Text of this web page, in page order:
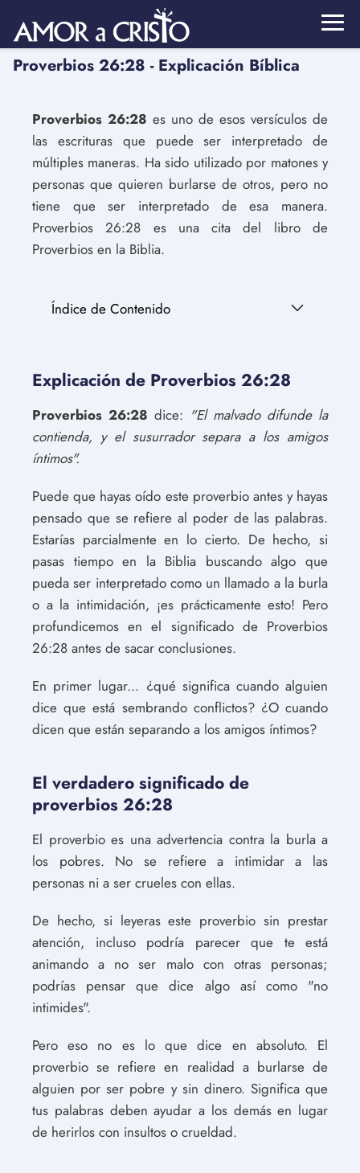
Proverbios 26:28 - Explicación Bíblica
Proverbios 26:28 es uno de esos versículos de
las escrituras que puede ser interpretado de
múltiples maneras. Ha sido utilizado por matones y
personas que quieren burlarse de otros, pero no
tiene que ser interpretado de esa manera.
Proverbios 26:28 es una cita del libro de
Proverbios en la Biblia.
Índice de Contenido
Explicación de Proverbios 26:28
Proverbios 26:28 dice: "El malvado difunde la
contienda, y el susurrador separa a los amigos
íntimos".
Puede que hayas oído este proverbio antes y hayas
pensado que se refiere al poder de las palabras.
Estarías parcialmente en lo cierto. De hecho, si
pasas tiempo en la Biblia buscando algo que
pueda ser interpretado como un llamado a la burla
o a la intimidación, ¡es prácticamente esto! Pero
profundicemos en el significado de Proverbios
26:28 antes de sacar conclusiones.
En primer lugar... ¿qué significa cuando alguien
dice que está sembrando conflictos? ¿O cuando
dicen que están separando a los amigos íntimos?
El verdadero significado de
proverbios 26:28
El proverbio es una advertencia contra la burla a
los pobres. No se refiere a intimidar a las
personas ni a ser crueles con ellas.
De hecho, si leyeras este proverbio sin prestar
atención, incluso podría parecer que te está
animando a no ser malo con otras personas;
podrías pensar que dice algo así como "no
intimides".
Pero eso no es lo que dice en absoluto. El
proverbio se refiere en realidad a burlarse de
alguien por ser pobre y sin dinero. Significa que
tus palabras deben ayudar a los demás en lugar
de herirlos con insultos o crueldad.